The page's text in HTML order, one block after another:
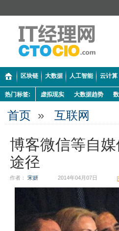
区块链 大数据 人工智能 云计算
热门标签: 虚拟现实 大数据趋势
首页 » 互联网
博客微信等自
途径
作者： 宋妍 2014年04月07日